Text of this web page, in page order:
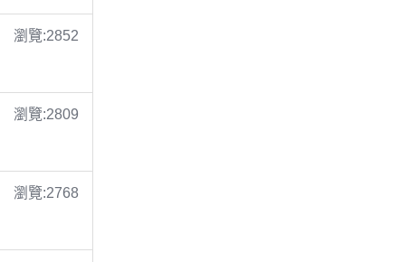
瀏覽:2852
瀏覽:2809
瀏覽:2768